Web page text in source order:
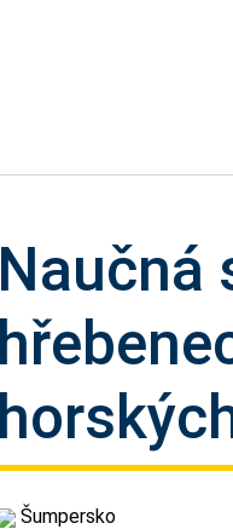
Naučná
Šumpersko